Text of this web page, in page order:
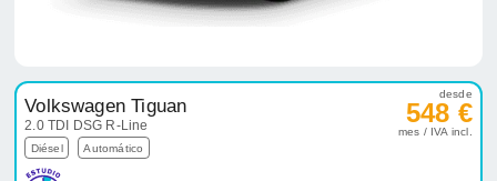
Volkswagen Tiguan
2.0 TDI DSG R-Line
Diésel Automático
desde
548 €
mes / IVA incl.